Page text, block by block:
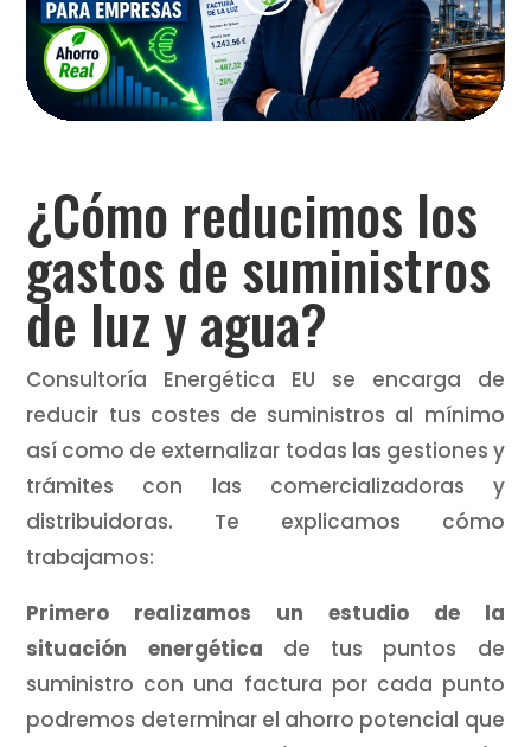
¿Cómo reducimos los
gastos de suministros
de luz y agua?
Consultoría Energética EU se encarga de
reducir tus costes de suministros al mínimo
así como de externalizar todas las gestiones y
trámites con las comercializadoras y
distribuidoras. Te explicamos cómo
trabajamos:
Primero realizamos un estudio de la
situación energética de tus puntos de
suministro con una factura por cada punto
podremos determinar el ahorro potencial que